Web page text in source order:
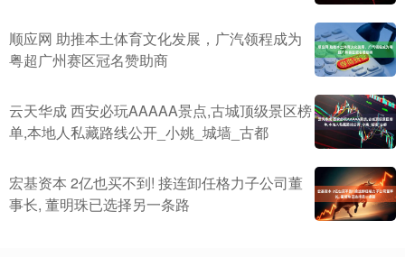
顺应网 助推本土体育文化发展，广汽领程成为
粤超广州赛区冠名赞助商
云天华成 西安必玩AAAAA景点,古城顶级景区榜
单,本地人私藏路线公开_小姚_城墙_古都
宏基资本 2亿也买不到! 接连卸任格力子公司董
事长, 董明珠已选择另一条路